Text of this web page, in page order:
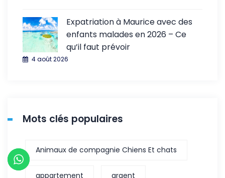
Expatriation à Maurice avec des
enfants malades en 2026 – Ce
qu’il faut prévoir
4 août 2026
Mots clés populaires
Animaux de compagnie Chiens Et chats
appartement argent